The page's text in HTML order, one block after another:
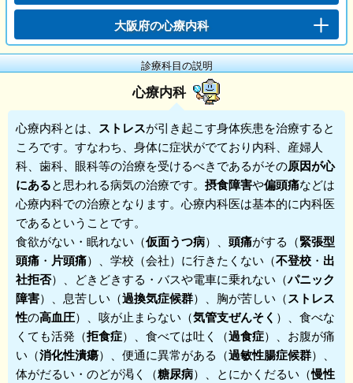
大阪府の心療内科
診療科目の説明
心療内科
心療内科とは、 ストレスが引き起こす身体疾患を治療すると
ころです。すなわち、身体に症状がでており内科、産婦人
科、歯科、眼科等の治療を受けるべきであるがその原因が心
にあると思われる病気の治療です。 摂食障害や偏頭痛などは
心療内科での治療となります。心療内科医は基本的に内科医
であるということです。
食欲がない・眠れない（仮面うつ病）、 頭痛がする（緊張型
頭痛 ・ 片頭痛）、学校（会社）に行きたくない（不登校 ・ 出
社拒否）、どきどきする・バスや電車に乗れない（パニック
障害）、息苦しい（過換気症候群）、胸が苦しい（ストレス
性の高血圧）、咳が止まらない（気管支ぜんそく ）、食べな
くても活発（拒食症）、食べては吐く（過食症）、お腹が痛
い（消化性潰瘍）、便通に異常がある（過敏性腸症候群）、
体がだるい・のどが渇く（糖尿病）、とにかくだるい（慢性